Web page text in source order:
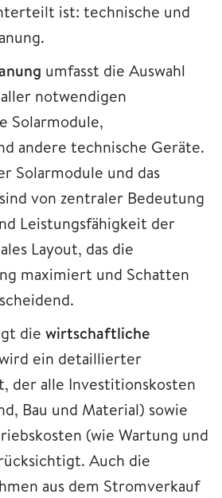
ist: technische und
umfasst die Auswahl
notwendigen
Solarmodule,
andere technische Geräte.
Solarmodule und das
von zentraler Bedeutung
Leistungsfähigkeit der
Layout, das die
maximiert und Schatten
die wirtschaftliche
ein detaillierter
der alle Investitionskosten
Bau und Material) sowie
(wie Wartung und
Auch die
aus dem Stromverkauf